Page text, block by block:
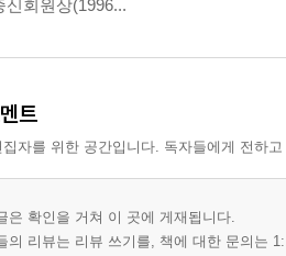
신회원상(1996...
트
자를 위한 공간입니다. 독자들에게 전하
은 확인을 거쳐 이 곳에 게재됩니다.
의 리뷰는 리뷰 쓰기를, 책에 대한 문의는